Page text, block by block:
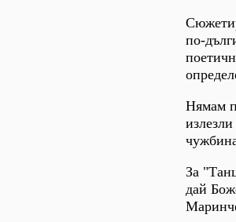
по-
Нямам
За
дай